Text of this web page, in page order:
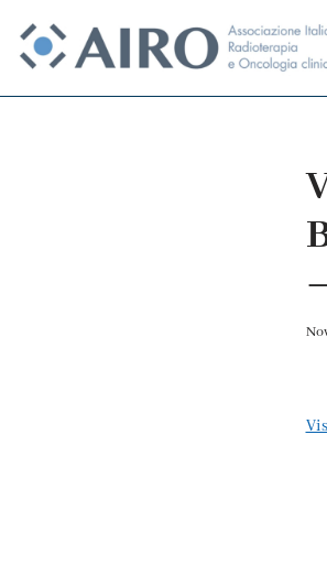
Vai